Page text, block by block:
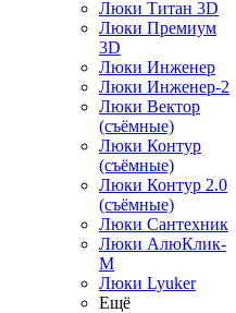
Люки Титан 3D
Люки Премиум
3D
Люки Инженер
Люки Инженер-2
Люки Вектор
(съёмные)
Люки Контур
(съёмные)
Люки Контур 2.0
(съёмные)
Люки Сантехник
Люки АлюКлик-
М
Люки Lyuker
Ещё